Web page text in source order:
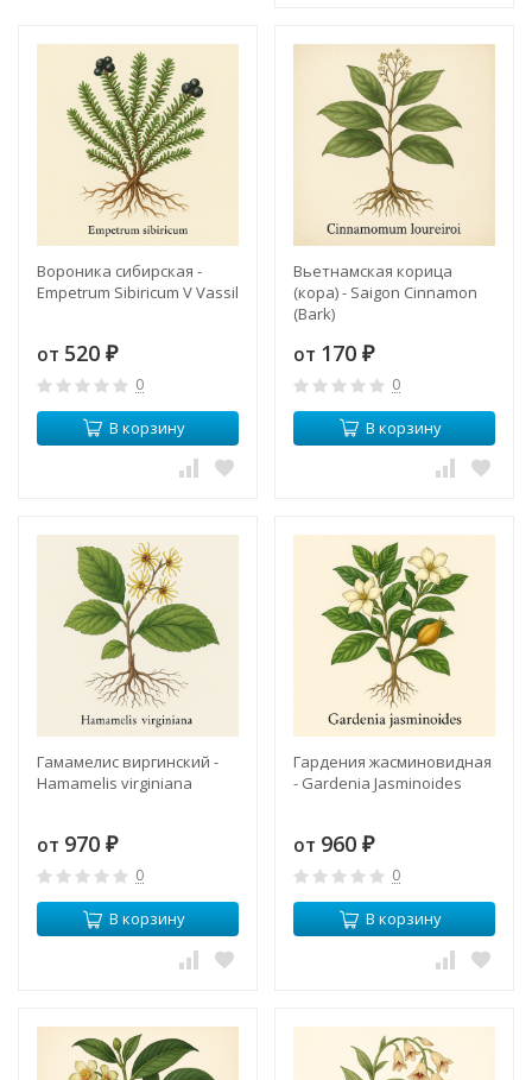
Вороника сибирская -
Empetrum Sibiricum V Vassil
от 520 ₽
0
В корзину
Вьетнамская корица
(кора) - Saigon Cinnamon
(Bark)
от 170 ₽
0
В корзину
Гамамелис виргинский -
Hamamelis virginiana
от 970 ₽
0
В корзину
Гардения жасминовидная
- Gardenia Jasminoides
от 960 ₽
0
В корзину